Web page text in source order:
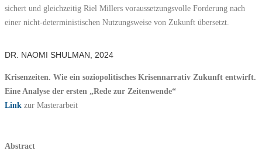
sichert und gleichzeitig Riel Millers voraussetzungsvolle Forderung nach
einer nicht-deterministischen Nutzungsweise von Zukunft übersetzt.
DR. NAOMI SHULMAN, 2024
Krisenzeiten. Wie ein soziopolitisches Krisennarrativ Zukunft entwirft.
Eine Analyse der ersten „Rede zur Zeitenwende“
Link zur Masterarbeit
Abstract